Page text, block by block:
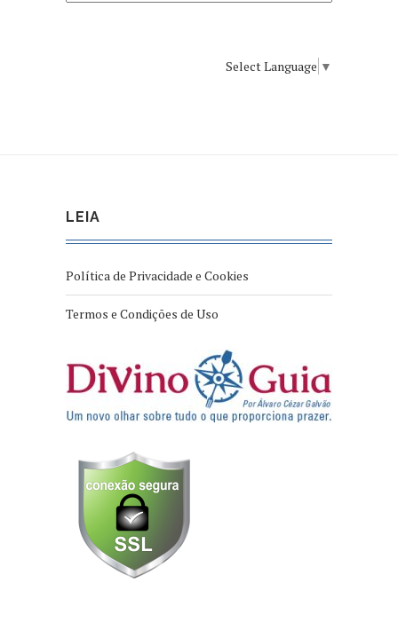
Select Language ▼
LEIA
Política de Privacidade e Cookies
Termos e Condições de Uso